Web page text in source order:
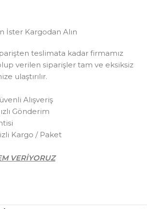
İster Kargodan Alın
teslimata kadar firmamız
verilen siparişler tam ve eksiksiz
ulaştırılır.
Alışveriş
Gönderim
Kargo / Paket
VERİYORUZ